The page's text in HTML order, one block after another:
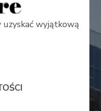
uzyskać wyjątkową